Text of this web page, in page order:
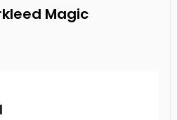
Magic